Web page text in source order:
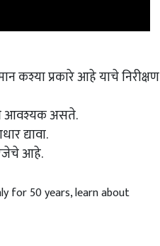
कश्या प्रकारे आहे याचे निरीक्षण
आवश्यक असते.
द्यावा.
आहे.
for 50 years, learn about